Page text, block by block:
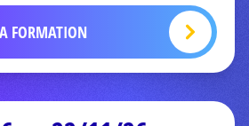
FORMATION